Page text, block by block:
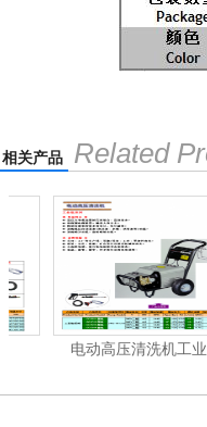
相关产品 Related
电动高压清洗机工业级